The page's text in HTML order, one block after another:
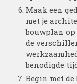
Maak een
met je
bouwplan
de
benodigde
Begin met